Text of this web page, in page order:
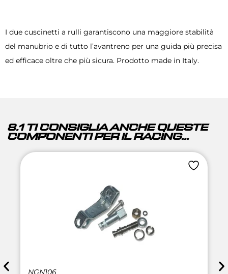
I due cuscinetti a rulli garantiscono una maggiore stabilità
del manubrio e di tutto l’avantreno per una guida più precisa
ed efficace oltre che più sicura. Prodotto made in Italy.
8.1 TI CONSIGLIA ANCHE QUESTE
COMPONENTI PER IL RACING...
NGN106